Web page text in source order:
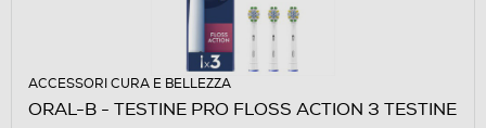
ACCESSORI CURA E BELLEZZA
ORAL-B - TESTINE PRO FLOSS ACTION 3 TESTINE